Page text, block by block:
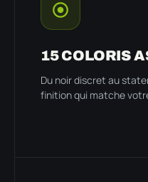
15 COLORIS
Du noir discret au
finition qui matche